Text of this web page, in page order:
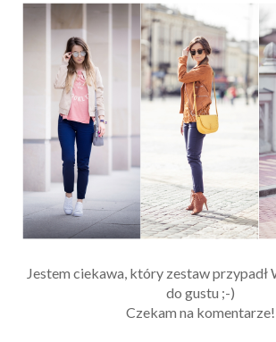
Jestem ciekawa, który zestaw przypadł
do gustu ;-)
Czekam na komentarze!